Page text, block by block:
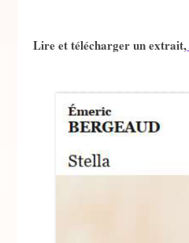
Lire et télécharger un extrait,